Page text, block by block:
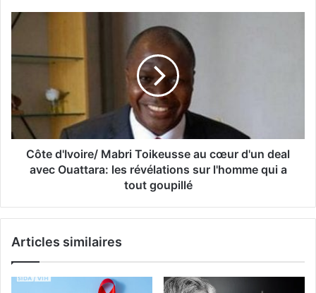
Côte d'Ivoire/ Mabri Toikeusse au cœur d'un deal
avec Ouattara: les révélations sur l'homme qui a
tout goupillé
Articles similaires